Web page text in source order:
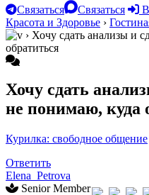
Связаться
Связаться
Красота и Здоровье ›
› Хочу сдать анализы и
обратиться
Хочу сдать
не понимаю, куда
Курилка: свободное общение
Ответить
Elena_Petrova
Senior Member